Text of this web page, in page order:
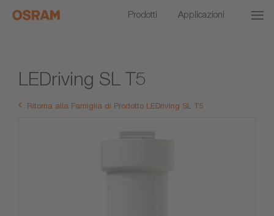
Prodotti Applicazioni
LEDriving SL T5
Ritorna alla Famiglia di Prodotto LEDriving SL T5